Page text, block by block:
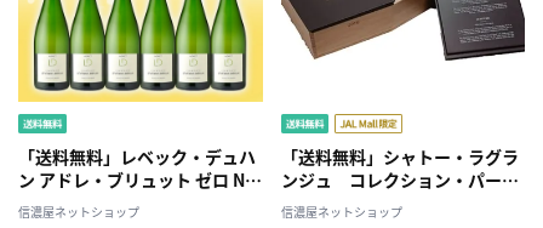
「送料無料」レベック・デュハ
ン アドレ・ブリュット ゼロ NV
お得な6本セット
信濃屋ネットショップ
「送料無料」シャトー・ラグラ
ンジュ コレクション・パーセ
レール[2016/2019/2020]
信濃屋ネットショップ